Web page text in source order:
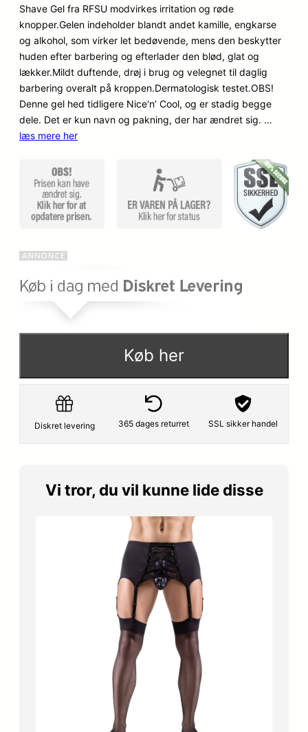
Shave Gel fra RFSU modvirkes irritation og røde
knopper.Gelen indeholder blandt andet kamille, engkarse
og alkohol, som virker let bedøvende, mens den beskytter
huden efter barbering og efterlader den blød, glat og
lækker.Mildt duftende, drøj i brug og velegnet til daglig
barbering overalt på kroppen.Dermatologisk testet.OBS!
Denne gel hed tidligere Nice'n’ Cool, og er stadig begge
dele. Det er kun navn og pakning, der har ændret sig. …
læs mere her
Køb her
Diskret levering 365 dages returret SSL sikker handel
Vi tror, du vil kunne lide disse